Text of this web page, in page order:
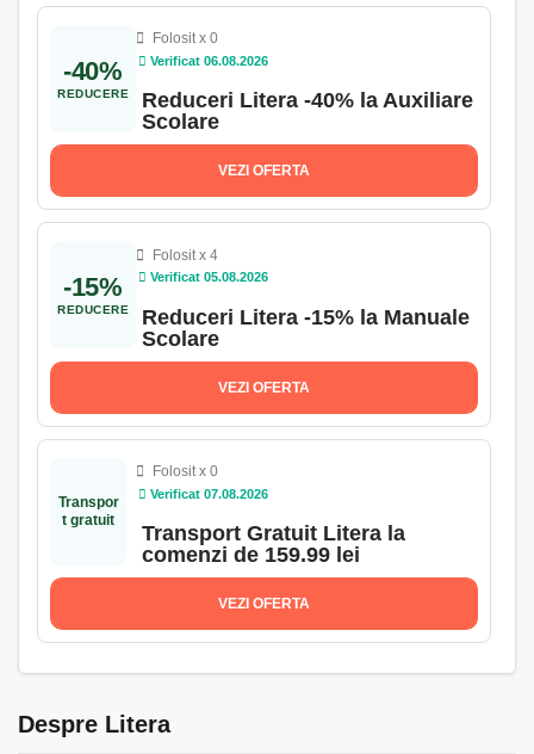
-40%
REDUCERE
Verificat 06.08.2026
Folosit x 0
Reduceri Litera -40% la Auxiliare
Scolare
VEZI OFERTA
-15%
REDUCERE
Verificat 05.08.2026
Folosit x 4
Reduceri Litera -15% la Manuale
Scolare
VEZI OFERTA
Transpor
t gratuit
Verificat 07.08.2026
Folosit x 0
Transport Gratuit Litera la
comenzi de 159.99 lei
VEZI OFERTA
Despre Litera